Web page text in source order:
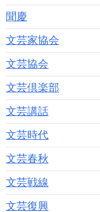
聞慶
文芸家協会
文芸協会
文芸倶楽部
文芸講話
文芸時代
文芸春秋
文芸戦線
文芸復興